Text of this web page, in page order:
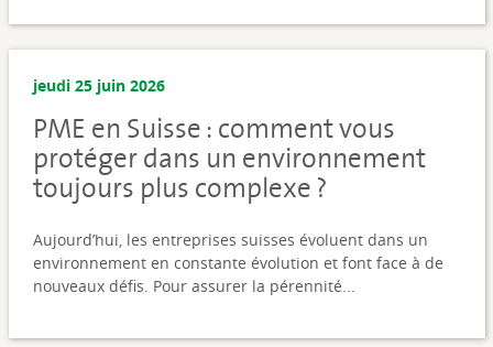
jeudi 25 juin 2026
PME en Suisse : comment vous
protéger dans un environnement
toujours plus complexe ?
Aujourd’hui, les entreprises suisses évoluent dans un
environnement en constante évolution et font face à de
nouveaux défis. Pour assurer la pérennité...